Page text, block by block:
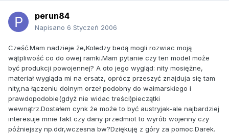
perun84
Napisano 6 Styczeń 2006
Cześć.Mam nadzieje że,Koledzy bedą mogli rozwiac moją
wątpliwość co do owej ramki.Mam pytanie czy ten model może
być produkcji powojennej? A oto jego wygląd: nity mosiężne,
materiał wygląda mi na ersatz, oprócz przeszyć znajduja się tam
nity,na łączeniu dolnym orzeł podobny do waimarskiego i
prawdopodobie(gdyż nie widac treści)pieczątki
wewnątrz.Dostałem cynk że może to być austryjak-ale najbardziej
interesuje mnie fakt czy dany przedmiot to wyrób wojenny czy
późniejszy np.ddr,wczesna bw?Dziękuję z góry za pomoc.Darek.